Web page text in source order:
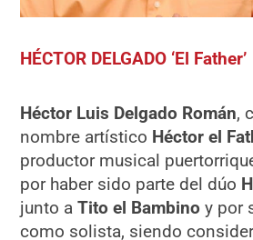
HÉCTOR DELGADO ‘El Father’
Héctor Luis Delgado Román,
nombre artístico Héctor el
productor musical
por haber sido parte del dúo
junto aTito el Bambino y por
como solista, siendo